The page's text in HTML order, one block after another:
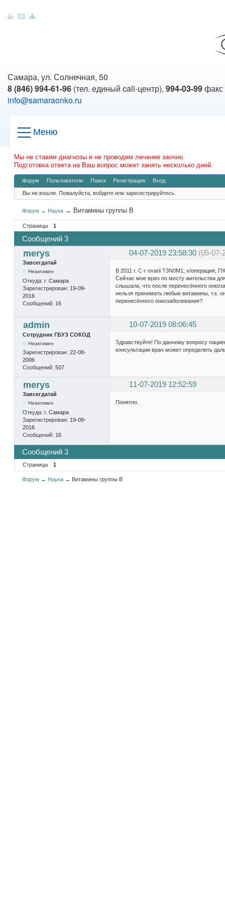
Самара, ул. Солнечная, 50
8 (846) 994-61-96 (тел. единый call-центр), 994-03-99факс
info@samaraonko.ru
Меню
Мы не ставим диагнозы и не проводим лечение заочно.
Подготовка ответа на Ваш вопрос может занять несколько дней.
Форум Пользователи Поиск Регистрация Вход
Вы не вошли. Пожалуйста, войдите или зарегистрируйтесь.
Форум → Наука → Витамины группы В
Страницы 1
Сообщений 3
merys 04-07-2019 23:58:30 (05-07-
Завсегдатай
Неактивен
Откуда: г. Самара
Зарегистрирован: 19-09-
2016
Сообщений: 16
В 2011 г. C-r ovarii T3N0M1, х/операция,
Сейчас мне врач по месту жительства
слышала, что после перенесённого
нельзя принимать любые витамины, т.к.
перенесённого онкозаболевания?
admin 10-07-2019 08:06:45
Сотрудник ГБУЗ СОКОД
Неактивен
Зарегистрирован: 22-08-
2006
Сообщений: 507
Здравствуйте! По данному вопросу
консультации врач может определить
merys 11-07-2019 12:52:59
Завсегдатай
Неактивен
Откуда: г. Самара
Зарегистрирован: 19-09-
2016
Сообщений: 16
Понятно.
Сообщений 3
Страницы 1
Форум → Наука → Витамины группы В